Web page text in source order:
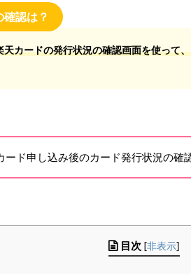
認は？
天カードの発行状況の確認画面を使って
ード申し込み後のカード発行状況の確
目次 [非表示]